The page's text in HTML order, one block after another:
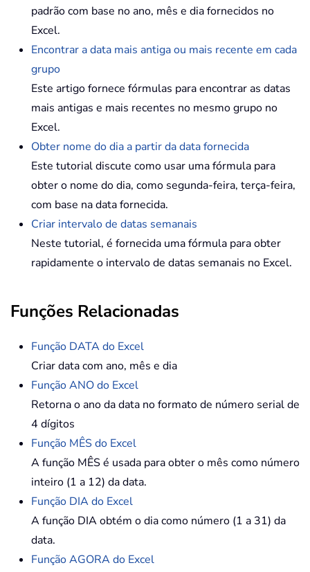
padrão com base no ano, mês e dia fornecidos no
Excel.
Encontrar a data mais antiga ou mais recente em cada
grupo
Este artigo fornece fórmulas para encontrar as datas
mais antigas e mais recentes no mesmo grupo no
Excel.
Obter nome do dia a partir da data fornecida
Este tutorial discute como usar uma fórmula para
obter o nome do dia, como segunda-feira, terça-feira,
com base na data fornecida.
Criar intervalo de datas semanais
Neste tutorial, é fornecida uma fórmula para obter
rapidamente o intervalo de datas semanais no Excel.
Funções Relacionadas
Função DATA do Excel
Criar data com ano, mês e dia
Função ANO do Excel
Retorna o ano da data no formato de número serial de
4 dígitos
Função MÊS do Excel
A função MÊS é usada para obter o mês como número
inteiro (1 a 12) da data.
Função DIA do Excel
A função DIA obtém o dia como número (1 a 31) da
data.
Função AGORA do Excel